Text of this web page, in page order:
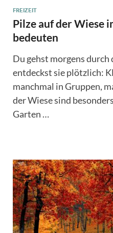
FREIZEIT
Pilze auf der Wiese
bedeuten
Du gehst morgens durch
entdeckst sie plötzlich:
manchmal in Gruppen,
der Wiese sind
Garten …